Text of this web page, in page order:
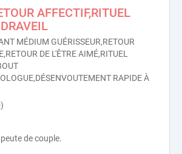
AFFECTIF,RITUEL
MÉDIUM GUÉRISSEUR,RETOUR
DE L'ÊTRE AIMÉ,RITUEL
RAPIDE À
de couple.